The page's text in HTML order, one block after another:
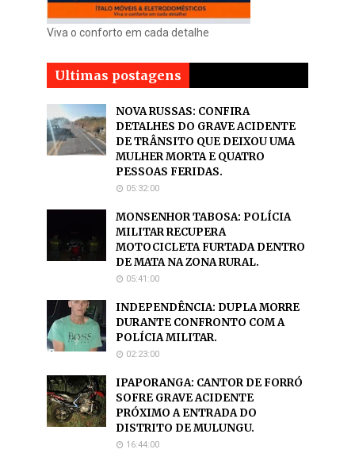
Viva o conforto em cada detalhe
Ultimas postagens
NOVA RUSSAS: CONFIRA
DETALHES DO GRAVE ACIDENTE
DE TRÂNSITO QUE DEIXOU UMA
MULHER MORTA E QUATRO
PESSOAS FERIDAS.
05:32:00
MONSENHOR TABOSA: POLÍCIA
MILITAR RECUPERA
MOTOCICLETA FURTADA DENTRO
DE MATA NA ZONA RURAL.
05:41:00
INDEPENDÊNCIA: DUPLA MORRE
DURANTE CONFRONTO COM A
POLÍCIA MILITAR.
02:23:00
IPAPORANGA: CANTOR DE FORRÓ
SOFRE GRAVE ACIDENTE
PRÓXIMO A ENTRADA DO
DISTRITO DE MULUNGU.
16:44:00